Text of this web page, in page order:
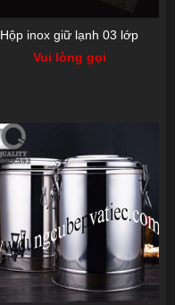
Hộp inox giữ lạnh 03 lớp
Vui lòng gọi